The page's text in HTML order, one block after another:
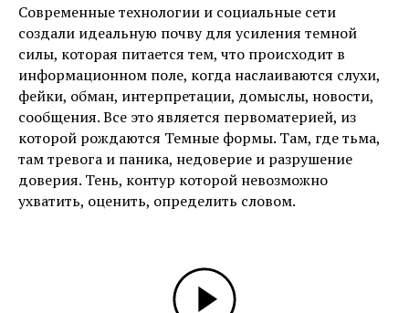
Современные технологии и социальные сети
создали идеальную почву для усиления темной
силы, которая питается тем, что происходит в
информационном поле, когда наслаиваются слухи,
фейки, обман, интерпретации, домыслы, новости,
сообщения. Все это является первоматерией, из
которой рождаются Темные формы. Там, где тьма,
там тревога и паника, недоверие и разрушение
доверия. Тень, контур которой невозможно
ухватить, оценить, определить словом.